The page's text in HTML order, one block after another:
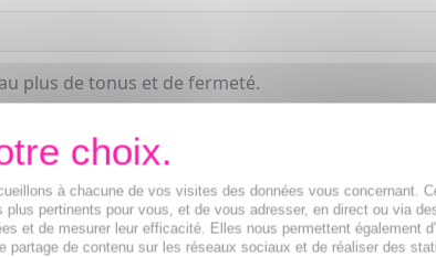
plus de tonus et de fermeté.
à chacune de vos visites des données vous concernant.
pertinents pour vous, et de vous adresser, en direct ou via
et de mesurer leur efficacité. Elles nous permettent également
de contenu sur les réseaux sociaux et de réaliser des